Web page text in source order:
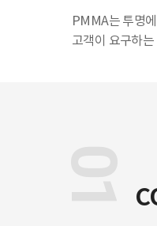
PMMA는 투명
고객이 요구하